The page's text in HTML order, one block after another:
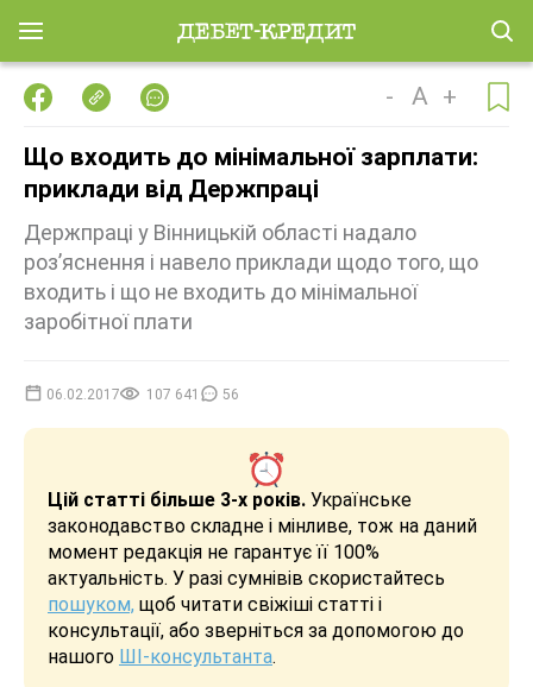
- A +
Що входить до мінімальної зарплати:
приклади від Держпраці
Держпраці у Вінницькій області надало
роз’яснення і навело приклади щодо того, що
входить і що не входить до мінімальної
заробітної плати
06.02.2017 107 641 56
Цій статті більше 3-х років. Українське
законодавство складне і мінливе, тож на даний
момент редакція не гарантує її 100%
актуальність. У разі сумнівів скористайтесь
пошуком, щоб читати свіжіші статті і
консультації, або зверніться за допомогою до
нашого ШІ-консультанта.